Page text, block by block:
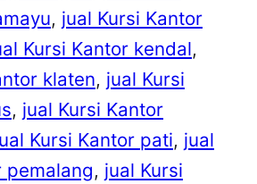
, jual Kursi Kantor
Kursi Kantor kendal
klaten, jual Kursi
, jual Kursi Kantor
Kursi Kantor pati, jual
pemalang, jual Kursi